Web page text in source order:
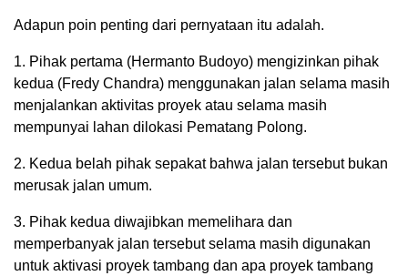
Adapun poin penting dari pernyataan itu adalah.
1. Pihak pertama (Hermanto Budoyo) mengizinkan pihak
kedua (Fredy Chandra) menggunakan jalan selama masih
menjalankan aktivitas proyek atau selama masih
mempunyai lahan dilokasi Pematang Polong.
2. Kedua belah pihak sepakat bahwa jalan tersebut bukan
merusak jalan umum.
3. Pihak kedua diwajibkan memelihara dan
memperbanyak jalan tersebut selama masih digunakan
untuk aktivasi proyek tambang dan apa proyek tambang